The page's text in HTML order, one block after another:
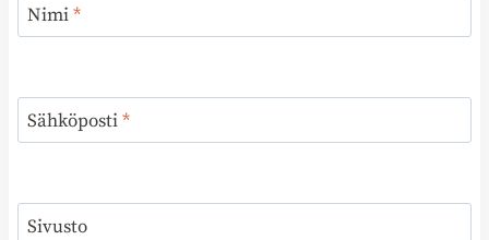
Nimi*
Sähköposti*
Sivusto